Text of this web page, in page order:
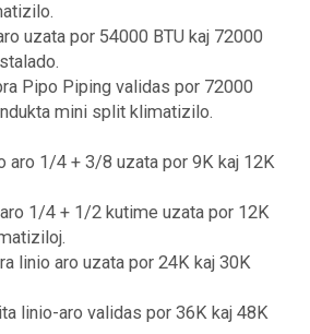
uzata por 54000 BTU kaj 72000
Pipo Piping validas por 72000
mini split klimatizilo.
aro 1/4 + 3/8 uzata por 9K kaj 12K
1/4 + 1/2 kutime uzata por 12K
linio aro uzata por 24K kaj 30K
linio-aro validas por 36K kaj 48K